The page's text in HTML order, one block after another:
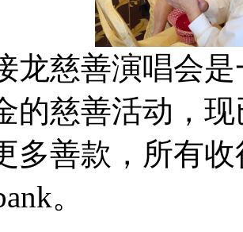
龙慈善演唱会
的慈善活动，
多善款，所有
。